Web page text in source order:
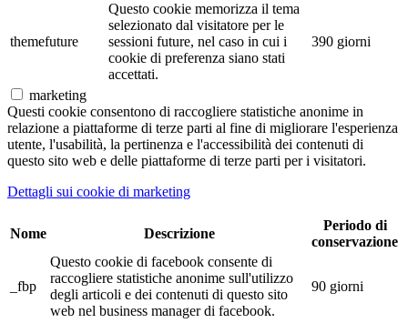
themefuture
Questo cookie memorizza il tema
selezionato dal visitatore per le
sessioni future, nel caso in cui i
cookie di preferenza siano stati
accettati.
390 giorni
marketing
Questi cookie consentono di raccogliere statistiche anonime in
relazione a piattaforme di terze parti al fine di migliorare l'esperienza
utente, l'usabilità, la pertinenza e l'accessibilità dei contenuti di
questo sito web e delle piattaforme di terze parti per i visitatori.
Dettagli sui cookie di marketing
Nome Descrizione
Periodo di
conservazione
_fbp
Questo cookie di facebook consente di
raccogliere statistiche anonime sull'utilizzo
degli articoli e dei contenuti di questo sito
web nel business manager di facebook.
90 giorni